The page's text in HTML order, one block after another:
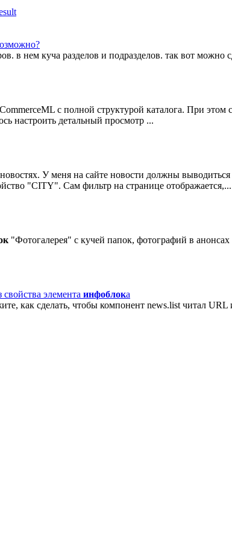
в нем куча разделов и подразделов. так вот
с полной структурой каталога. При этом
настроить детальный просмотр ...
У меня на сайте новости должны
"CITY". Сам фильтр на странице отображается,...
"Фотогалерея" с кучей папок, фотографий в
элемента инфоблока
как сделать, чтобы компонент news.list читал URL